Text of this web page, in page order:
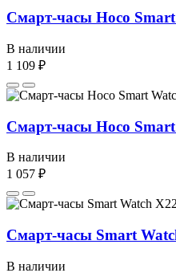
Смарт-часы Hoco
В наличии
1 109 ₽
Смарт-часы Hoco
В наличии
1 057 ₽
Смарт-часы Smart
В наличии